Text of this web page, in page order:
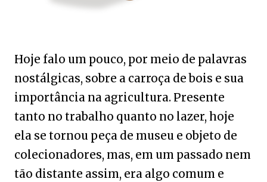
Hoje falo um pouco, por meio de palavras
nostálgicas, sobre a carroça de bois e sua
importância na agricultura. Presente
tanto no trabalho quanto no lazer, hoje
ela se tornou peça de museu e objeto de
colecionadores, mas, em um passado nem
tão distante assim, era algo comum e